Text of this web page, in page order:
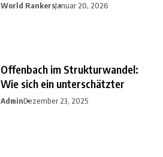
World RankersJanuar 20, 2026
Offenbach im Strukturwandel:
Wie sich ein unterschätzter
AdminDezember 23, 2025